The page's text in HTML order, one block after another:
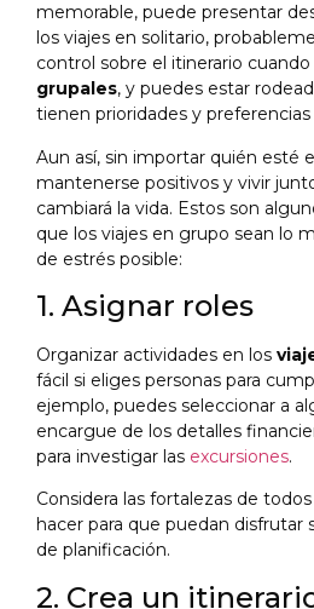
memorable, puede presentar
los viajes en solitario,
control sobre el itinerario cuando
grupales, y puedes estar
tienen prioridades y preferencias
Aun así, sin importar quién esté
mantenerse positivos y vivir
cambiará la vida. Estos son
que los viajes en grupo sean lo
de estrés posible:
1. Asignar roles
Organizar actividades en los
fácil si eliges personas para
ejemplo, puedes seleccionar a
encargue de los detalles
para investigar las excursiones.
Considera las fortalezas de
hacer para que puedan disfrutar
de planificación.
2. Crea un